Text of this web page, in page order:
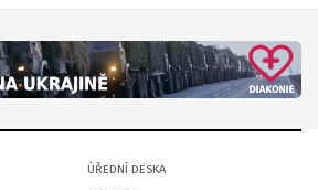
ÚŘEDNÍ DESKA